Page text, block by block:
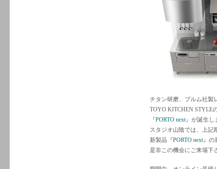
チタン研磨、ブルム社製
TOYO KITCHEN STYLE
『PORTO next』が誕生し
スタジオ山陰では、上記
新製品『PORTO next』の
是非この機会にご来場下